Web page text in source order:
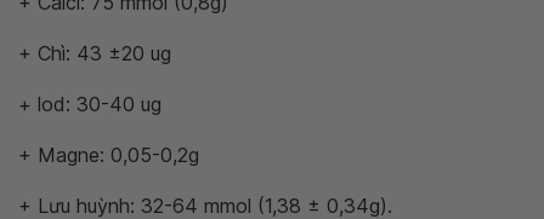
+ Chì: 43 ±20 ug
+ lod: 30-40 ug
+ Magne: 0,05-0,2g
+ Lưu huỳnh: 32-64 mmol (1,38 ± 0,34g).